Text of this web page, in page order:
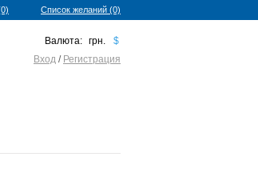
Список желаний (0)
Валюта: грн.
$
Вход / Регистрация